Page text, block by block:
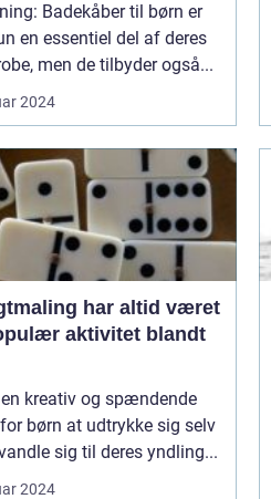
Badekåber til børn er
en essentiel del af deres
men de tilbyder også...
2024
har altid været
aktivitet blandt
kreativ og spændende
børn at udtrykke sig selv
sig til deres yndling...
2024